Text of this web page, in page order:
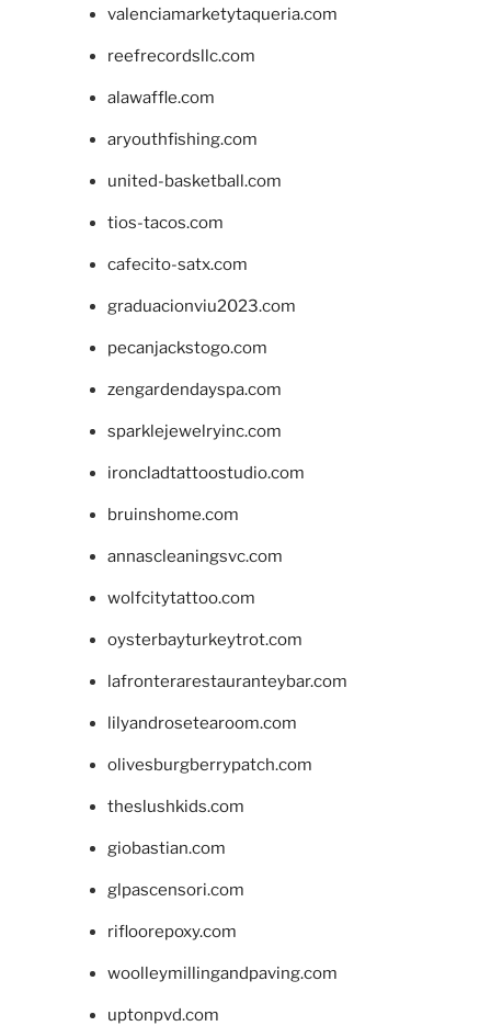
valenciamarketytaqueria.com
reefrecordsllc.com
alawaffle.com
aryouthfishing.com
united-basketball.com
tios-tacos.com
cafecito-satx.com
graduacionviu2023.com
pecanjackstogo.com
zengardendayspa.com
sparklejewelryinc.com
ironcladtattoostudio.com
bruinshome.com
annascleaningsvc.com
wolfcitytattoo.com
oysterbayturkeytrot.com
lafronterarestauranteybar.com
lilyandrosetearoom.com
olivesburgberrypatch.com
theslushkids.com
giobastian.com
glpascensori.com
rifloorepoxy.com
woolleymillingandpaving.com
uptonpvd.com